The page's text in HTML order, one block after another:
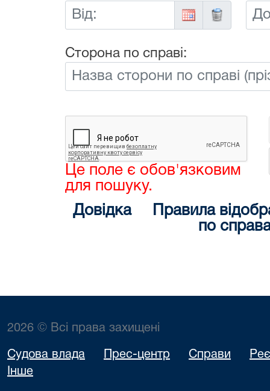
Від:
До:
Сторона по справі:
Це поле є обов'язковим
для пошуку.
Довідка
Правила
по
2026 © Всі права захищені
Судова влада Прес-центр Справи
Інше